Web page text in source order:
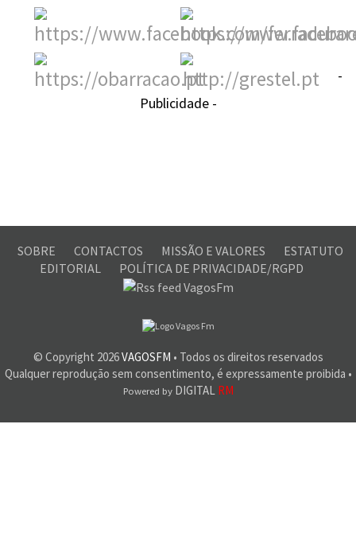
-
Publicidade -
SOBRE CONTACTOS MISSÃO E VALORES
ESTATUTO
EDITORIAL
POLÍTICA DE PRIVACIDADE/RGPD
© Copyright 2026VAGOSFM • Todos os direitos reservados
Qualquer reprodução sem consentimento, é expressamente proibida •
Powered byDIGITAL RM